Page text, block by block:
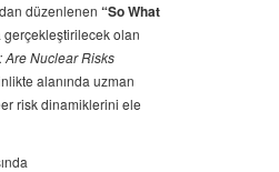
düzenlenen “So What
gerçekleştirilecek olan
Are Nuclear Risks
alanında uzman
risk dinamiklerini ele